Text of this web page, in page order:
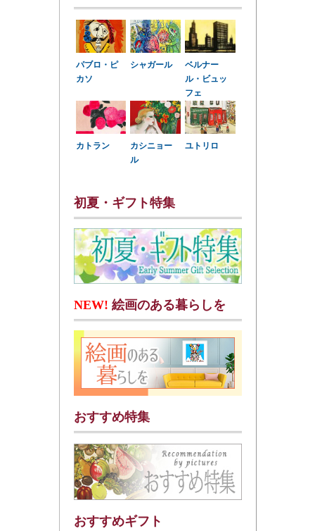
パブロ・ピ
カソ
シャガール
ベルナー
ル・ビュッ
フェ
カトラン
カシニョー
ル
ユトリロ
初夏・ギフト特集
NEW! 絵画のある暮らしを
おすすめ特集
おすすめギフト